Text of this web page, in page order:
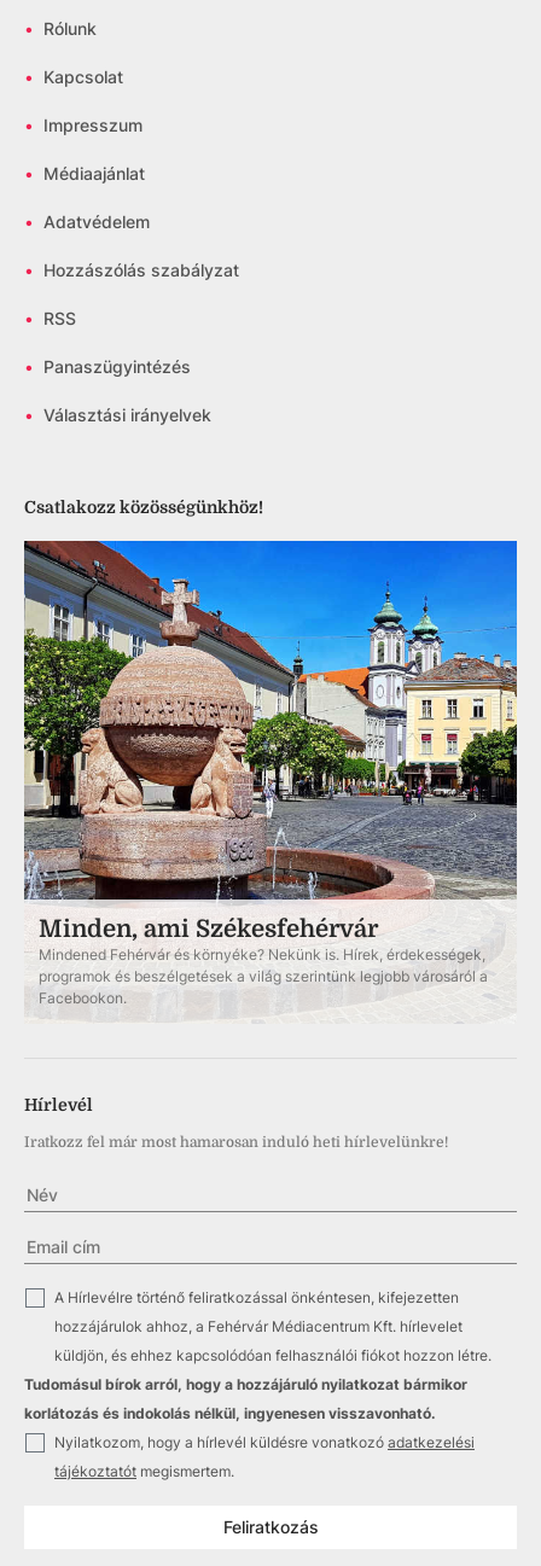
• Rólunk
• Kapcsolat
• Impresszum
• Médiaajánlat
• Adatvédelem
• Hozzászólás szabályzat
• RSS
• Panaszügyintézés
• Választási irányelvek
Csatlakozz közösségünkhöz!
Minden, ami Székesfehérvár
Mindened Fehérvár és környéke? Nekünk is. Hírek, érdekességek,
programok és beszélgetések a világ szerintünk legjobb városáról a
Facebookon.
Hírlevél
Iratkozz fel már most hamarosan induló heti hírlevelünkre!
A Hírlevélre történő feliratkozással önkéntesen, kifejezetten
hozzájárulok ahhoz, a Fehérvár Médiacentrum Kft. hírlevelet
küldjön, és ehhez kapcsolódóan felhasználói fiókot hozzon létre.
Tudomásul bírok arról, hogy a hozzájáruló nyilatkozat bármikor
korlátozás és indokolás nélkül, ingyenesen visszavonható.
Nyilatkozom, hogy a hírlevél küldésre vonatkozó adatkezelési
tájékoztatót megismertem.
Feliratkozás